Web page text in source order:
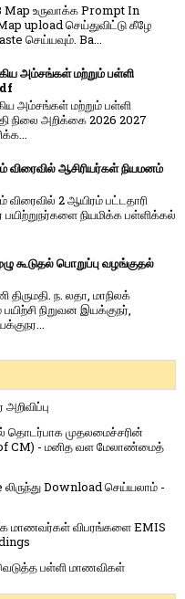
உருவாக்க Prompt In
upload செய்துவிட்டு கீழே
செய்யவும். Ba...
அம்சங்கள் மற்றும் பள்ளி
அம்சங்கள் மற்றும் பள்ளி
நிலை அறிக்கை 2026 2027
விரைவில் ஆசிரியர்கள் நியமனம்
விரை​வில் 2 ஆயிரம் பட்​ட​தாரி
பயிற்றுநர்​களை நியமிக்க பள்​ளிக்​கல்​
கூடுதல் பொறுப்பு வழங்குதல்
திருமதி. ந. லதா, மாநிலக்
நிறுவன இயக்குநர்,
தொடர்பாக முதலமைச்சரின்
CM) - மனித வள மேலாண்மைத்
Download செய்யலாம் -
மாணவர்கள் விபரங்களை EMIS
பள்ளி மாணவிகள்